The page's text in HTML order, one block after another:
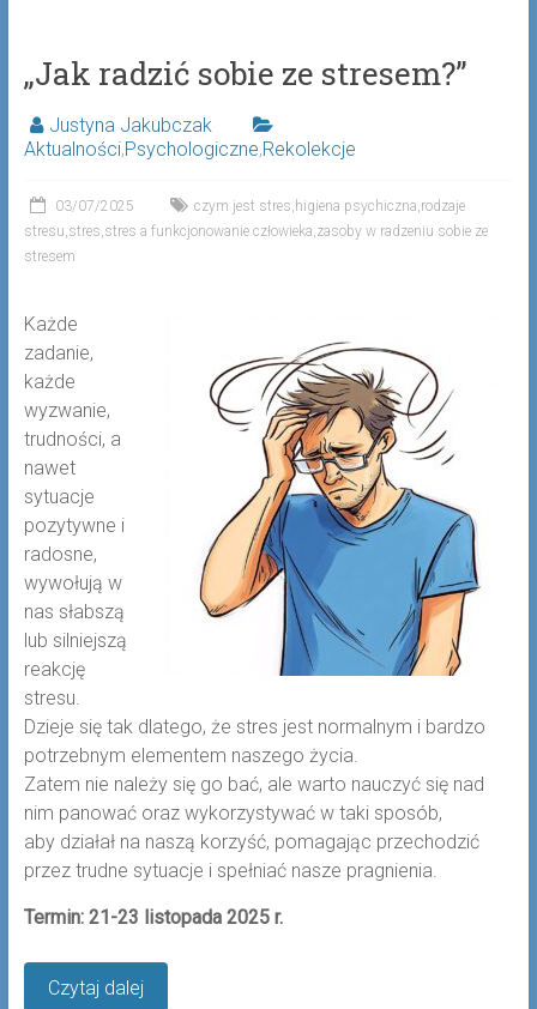
„Jak radzić sobie ze stresem?”
Justyna Jakubczak
Aktualności,Psychologiczne,Rekolekcje
03/07/2025 czym jest stres higiena psychiczna rodzaje
stresu stres stres a funkcjonowanie człowieka zasoby w radzeniu sobie ze
stresem
Każde
zadanie,
każde
wyzwanie,
trudności, a
nawet
sytuacje
pozytywne i
radosne,
wywołują w
nas słabszą
lub silniejszą
reakcję
stresu.
Dzieje się tak dlatego, że stres jest normalnym i bardzo
potrzebnym elementem naszego życia.
Zatem nie należy się go bać, ale warto nauczyć się nad
nim panować oraz wykorzystywać w taki sposób,
aby działał na naszą korzyść, pomagając przechodzić
przez trudne sytuacje i spełniać nasze pragnienia.
Termin: 21-23 listopada 2025 r.
Czytaj dalej